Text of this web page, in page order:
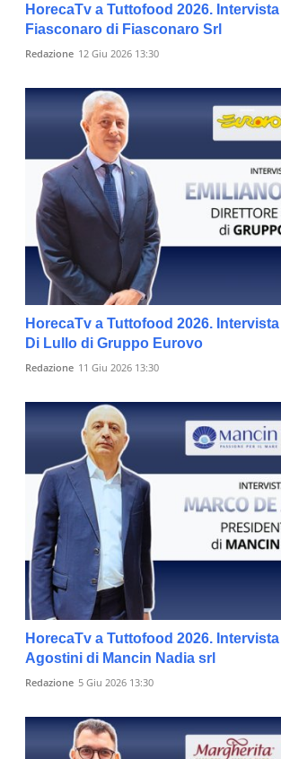
HorecaTv a Tuttofood 2026.
Fiasconaro di Fiasconaro Srl
Redazione 12 Giu 2026 13:30
HorecaTv a Tuttofood 2026.
Di Lullo di Gruppo Eurovo
Redazione 11 Giu 2026 13:30
HorecaTv a Tuttofood 2026.
Agostini di Mancin Nadia srl
Redazione 5 Giu 2026 13:30